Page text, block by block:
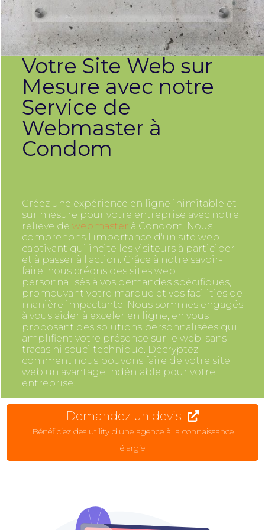
Votre Site Web sur
Mesure avec notre
Service de
Webmaster à
Condom
Créez une expérience en ligne inimitable et
sur mesure pour votre entreprise avec notre
relieve de webmaster à Condom. Nous
comprenons l'importance d'un site web
captivant qui incite les visiteurs à participer
et à passer à l'action. Grâce à notre savoir-
faire, nous créons des sites web
personnalisés à vos demandes spécifiques,
promouvant votre marque et vos facilities de
manière impactante. Nous sommes engagés
à vous aider à exceler en ligne, en vous
proposant des solutions personnalisées qui
amplifient votre présence sur le web, sans
tracas ni souci technique. Décryptez
comment nous pouvons faire de votre site
web un avantage indéniable pour votre
entreprise.
Demandez un devis
Bénéficiez des utility d'une agence à la connaissance
élargie